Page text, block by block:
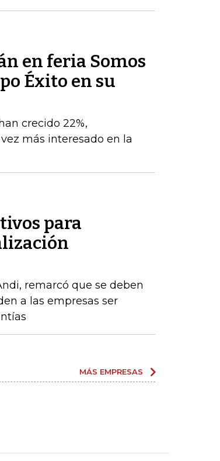
en feria Somos
Éxito en su
crecido 22%,
más interesado en la
para
remarcó que se deben
a las empresas ser
MÁS EMPRESAS